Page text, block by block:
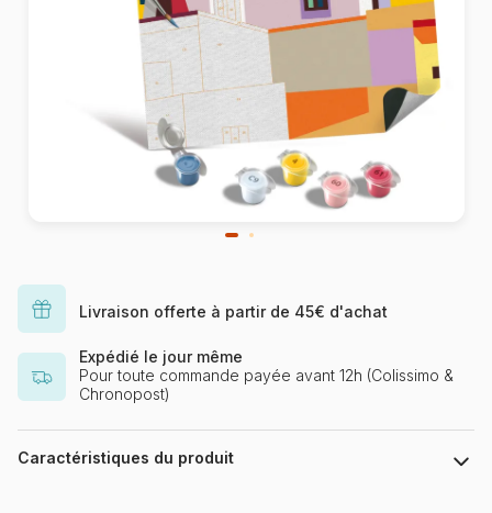
Livraison offerte à partir de 45€ d'achat
Expédié le jour même
Pour toute commande payée avant 12h (Colissimo &
Chronopost)
Caractéristiques du produit